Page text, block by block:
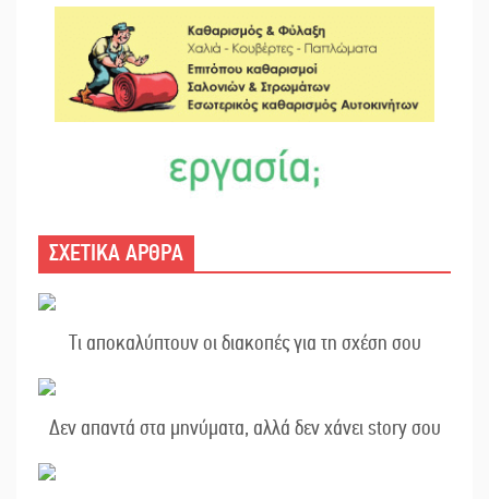
ΣΧΕΤΙΚΑ ΑΡΘΡΑ
Τι αποκαλύπτουν οι διακοπές για τη σχέση σου
Δεν απαντά στα μηνύματα, αλλά δεν χάνει story σου